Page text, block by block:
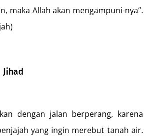
maka Allah akan mengampuni-nya”.
dengan jalan berperang, karena
yang ingin merebut tanah air.